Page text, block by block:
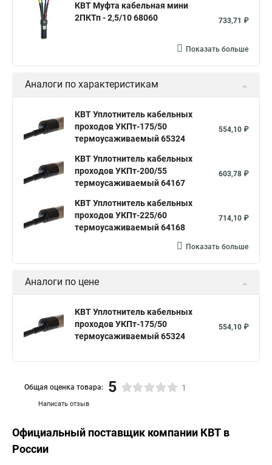
КВТ Муфта кабельная мини
2ПКТп - 2,5/10 68060
733,71 ₽
Показать больше
Аналоги по характеристикам
КВТ Уплотнитель кабельных
проходов УКПт-175/50
термоусаживаемый 65324
554,10 ₽
КВТ Уплотнитель кабельных
проходов УКПт-200/55
термоусаживаемый 64167
603,78 ₽
КВТ Уплотнитель кабельных
проходов УКПт-225/60
термоусаживаемый 64168
714,10 ₽
Показать больше
Аналоги по цене
КВТ Уплотнитель кабельных
проходов УКПт-175/50
термоусаживаемый 65324
554,10 ₽
Написать отзыв
Общая оценка товара: 5 1
Официальный поставщик компании КВТ в
России